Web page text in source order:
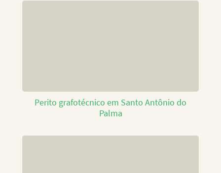
Perito grafotécnico em Santo Antônio do
Palma